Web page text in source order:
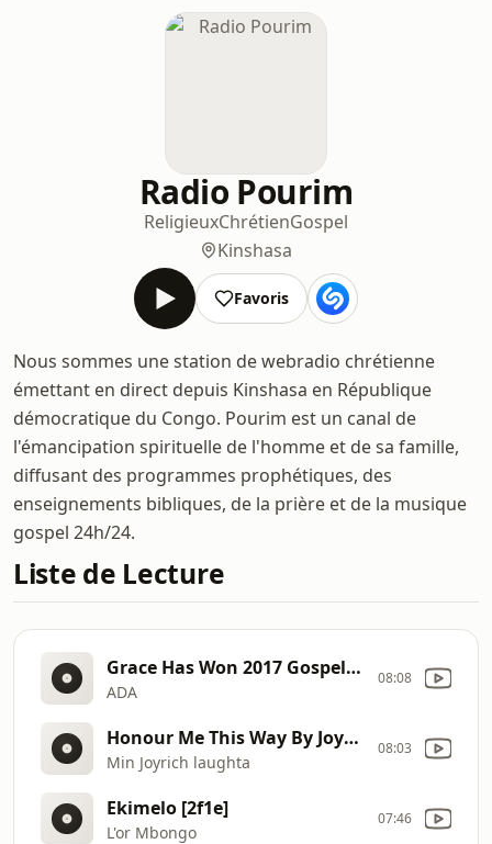
Radio Pourim
ReligieuxChrétienGospel
Kinshasa
Favoris
Nous sommes une station de webradio chrétienne
émettant en direct depuis Kinshasa en République
démocratique du Congo. Pourim est un canal de
l'émancipation spirituelle de l'homme et de sa famille,
diffusant des programmes prophétiques, des
enseignements bibliques, de la prière et de la musique
gospel 24h/24.
Liste de Lecture
Grace Has Won 2017 Gospel Song [2wF1]
ADA
08:08
Honour Me This Way By JoyRich [2zmz]
Min Joyrich laughta
08:03
Ekimelo [2f1e]
L'or Mbongo
07:46